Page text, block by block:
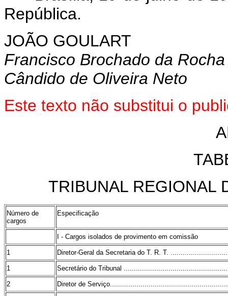
República.
JOÃO GOULART
Francisco Brochado da Rocha
Cândido de Oliveira Neto
Este texto não substitui o
TRIBUNAL REGIONAL
Número de
cargos
Especificação
I - Cargos isolados de provimento em comissão
1 Diretor-Geral da Secretaria do T. R. T.
1 Secretário do Tribunal
2 Diretor de